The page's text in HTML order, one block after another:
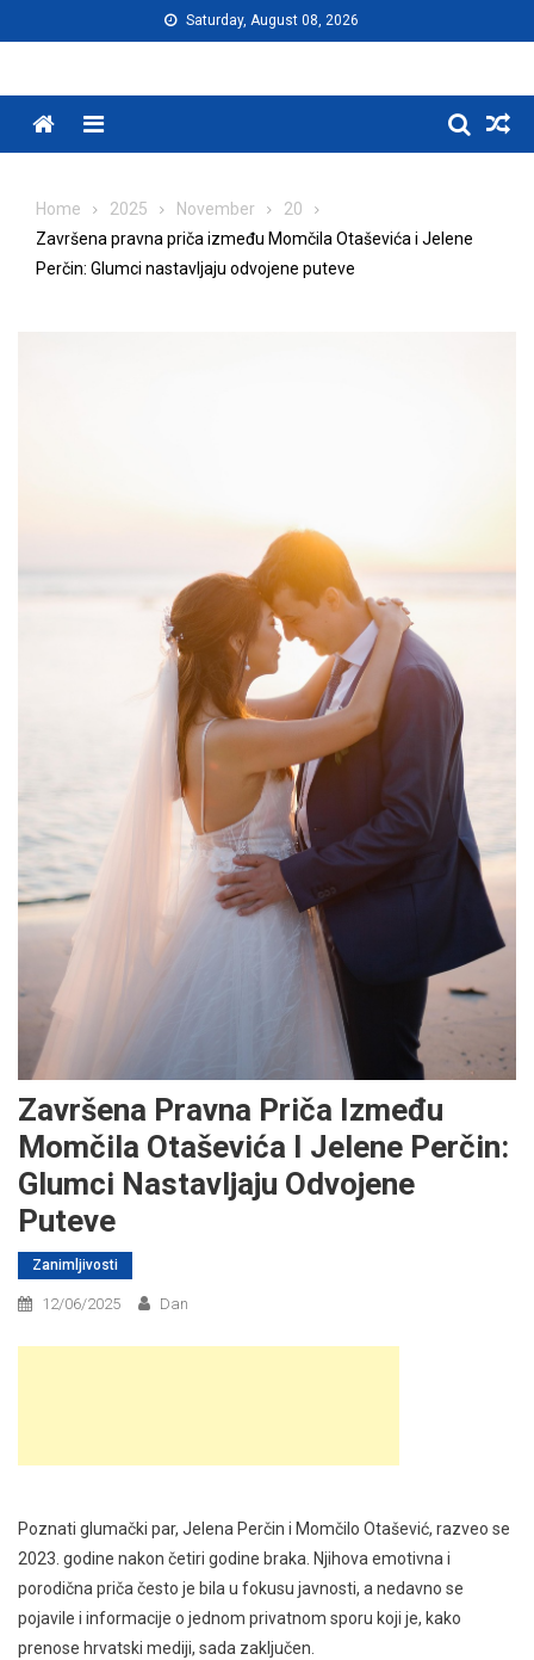
to
Saturday, August 08, 2026
Menu
Home 2025 November
20
Završena pravna priča između Momčila Otaševića i Jelene
Perčin: Glumci nastavljaju odvojene puteve
Završena Pravna Priča Između
Momčila Otaševića I Jelene Perčin:
Glumci Nastavljaju Odvojene
Puteve
Zanimljivosti
12/06/2025 Dan
Poznati glumački par, Jelena Perčin i Momčilo Otašević, razveo se
2023. godine nakon četiri godine braka. Njihova emotivna i
porodična priča često je bila u fokusu javnosti, a nedavno se
pojavile i informacije o jednom privatnom sporu koji je, kako
prenose hrvatski mediji, sada zaključen.